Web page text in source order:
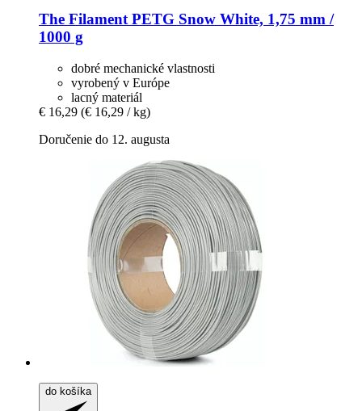
The Filament PETG Snow White, 1,75 mm /
1000 g
dobré mechanické vlastnosti
vyrobený v Európe
lacný materiál
€ 16,29 (€ 16,29 / kg)
Doručenie do 12. augusta
do košíka